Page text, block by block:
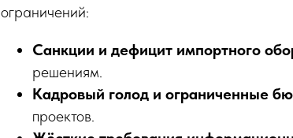
ограничений:
Санкции и дефицит импортного
решениям.
Кадровый голод и ограниченные
проектов.